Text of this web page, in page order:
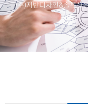
(주)지반디자인&솔루션